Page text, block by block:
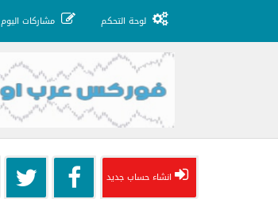
لوحة التحكم مشاركات اليوم
انشاء حساب جديد